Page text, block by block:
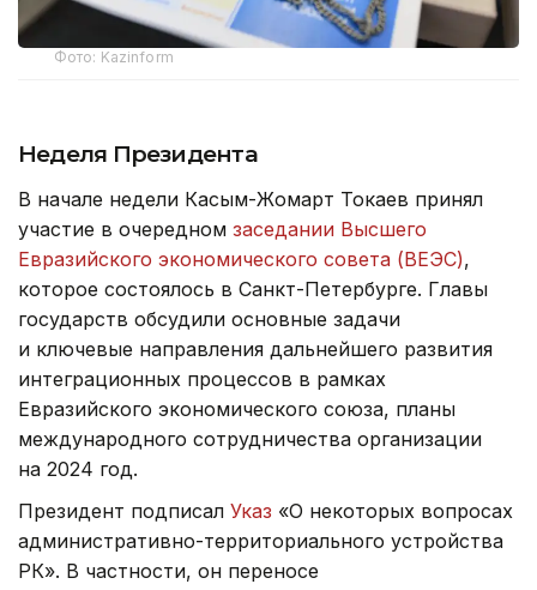
Фото: Kazinform
Неделя Президента
В начале недели Касым-Жомарт Токаев принял
участие в очередном заседании Высшего
Евразийского экономического совета (ВЕЭС),
которое состоялось в Санкт-Петербурге. Главы
государств обсудили основные задачи
и ключевые направления дальнейшего развития
интеграционных процессов в рамках
Евразийского экономического союза, планы
международного сотрудничества организации
на 2024 год.
Президент подписал Указ «О некоторых вопросах
административно-территориального устройства
РК». В частности, он переносе